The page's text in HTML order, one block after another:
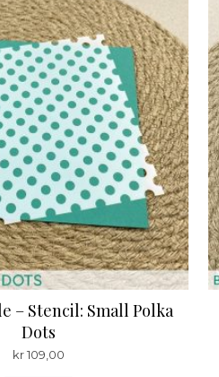
– Stencil: Small Polka
Dots
kr109,00